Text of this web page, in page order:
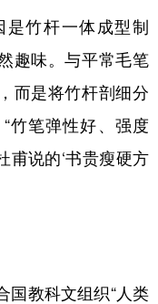
竹杆一体成型制
趣味。与平常毛笔
而是将竹杆剖细分
竹笔弹性好、强度
甫说的‘书贵瘦硬方
教科文组织“人类